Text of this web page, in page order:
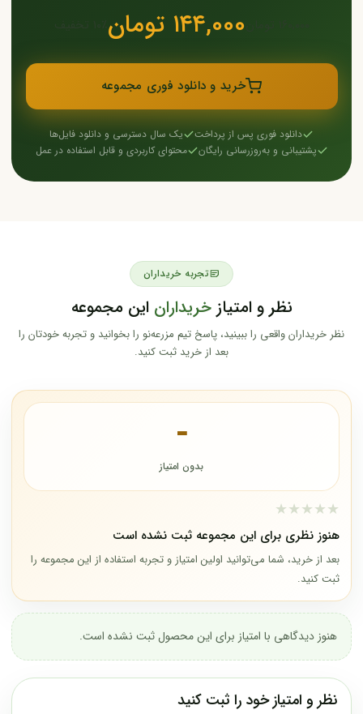
۱۴۴,۰۰۰ تومان
خرید و دانلود فوری مجموعه
دانلود فوری پس از پرداخت
یک سال دسترسی و دانلود فایل‌ها
پشتیبانی و به‌روزرسانی رایگان
محتوای کاربردی و قابل استفاده در عمل
تجربه خریداران
نظر و امتیازخریداران این مجموعه
نظر خریداران واقعی را ببینید، پاسخ تیم مزرعه‌نو را بخوانید و تجربه خودتان را
بعد از خرید ثبت کنید.
-
بدون امتیاز
★
★
★
★
★
هنوز نظری برای این مجموعه ثبت نشده است
بعد از خرید، شما می‌توانید اولین امتیاز و تجربه استفاده از این مجموعه را
ثبت کنید.
هنوز دیدگاهی با امتیاز برای این محصول ثبت نشده است.
نظر و امتیاز خود را ثبت کنید